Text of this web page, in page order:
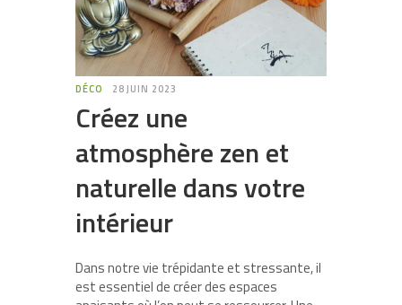
DÉCO 28 JUIN 2023
Créez une
atmosphère zen et
naturelle dans votre
intérieur
Dans notre vie trépidante et stressante, il
est essentiel de créer des espaces